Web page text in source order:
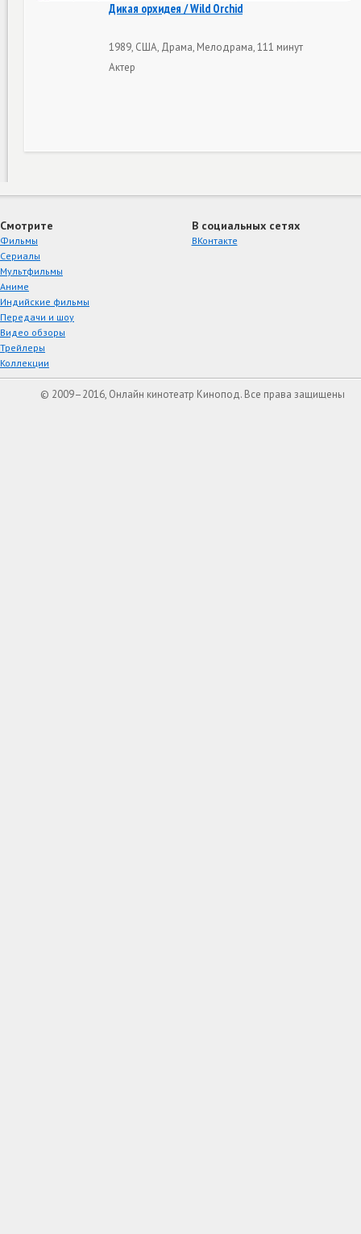
Дикая орхидея / Wild Orchid
1989, США, Драма, Мелодрама, 111 минут
Актер
Смотрите
Фильмы
Сериалы
Мультфильмы
Аниме
Индийские фильмы
Передачи и шоу
Видео обзоры
Трейлеры
Коллекции
В социальных сетях
ВКонтакте
© 2009–2016, Онлайн кинотеатр Кинопод. Все права защищены